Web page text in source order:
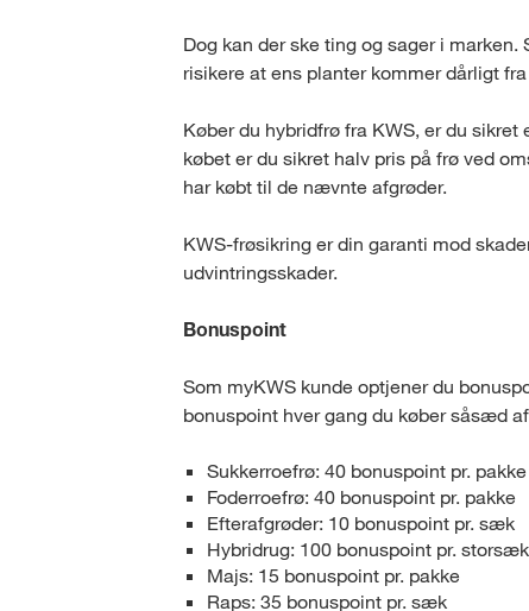
Dog kan der ske ting og sager i
risikere at ens planter kommer dårligt
Køber du hybridfrø fra KWS, er du
købet er du sikret halv pris på frø ved
har købt til de nævnte afgrøder.
KWS-frøsikring er din garanti mod
udvintringsskader.
Bonuspoint
Som myKWS kunde optjener du
bonuspoint hver gang du køber såsæd
Sukkerroefrø: 40 bonuspoint pr. pakke
Foderroefrø: 40 bonuspoint pr. pakke
Efterafgrøder: 10 bonuspoint pr. sæk
Hybridrug: 100 bonuspoint pr. storsæk
Majs: 15 bonuspoint pr. pakke
Raps: 35 bonuspoint pr. sæk